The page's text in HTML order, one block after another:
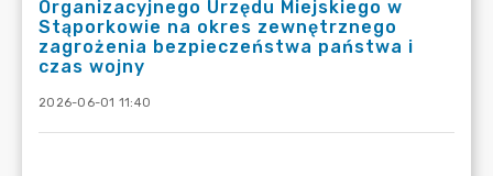
Organizacyjnego Urzędu Miejskiego w
Stąporkowie na okres zewnętrznego
zagrożenia bezpieczeństwa państwa i
czas wojny
2026-06-01 11:40